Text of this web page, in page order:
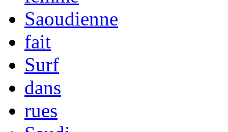
Saoudienne
fait
Surf
dans
rues